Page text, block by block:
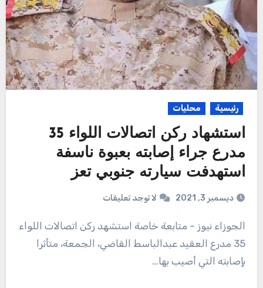
رئيسية محليات
استشهاد ركن اتصالات اللواء 35
مدرع جراء إصابته بعبوة ناسفة
استهدفت سيارته جنوبي تعز
ديسمبر 3, 2021 لا توجد تعليقات
35 مدرع العقيد عبدالباسط القاضي، الجمعة، متأثرا
بإصابته التي أصيب بها…